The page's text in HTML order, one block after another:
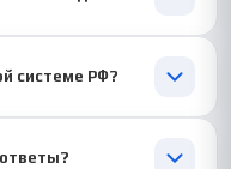
системе РФ?
и финансовыми